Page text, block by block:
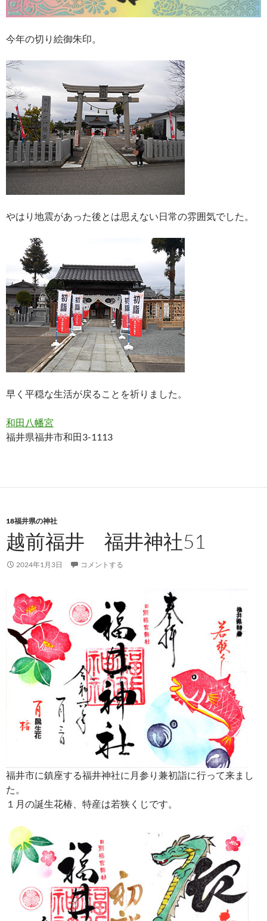
今年の切り絵御朱印。
やはり地震があった後とは思えない日常の雰囲気でした。
早く平穏な生活が戻ることを祈りました。
和田八幡宮
福井県福井市和田3-1113
18福井県の神社
越前福井 福井神社51
2024年1月3日 コメントする
福井市に鎮座する福井神社に月参り兼初詣に行って来まし
た。
１月の誕生花椿、特産は若狭くじです。